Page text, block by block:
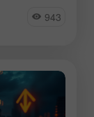
943